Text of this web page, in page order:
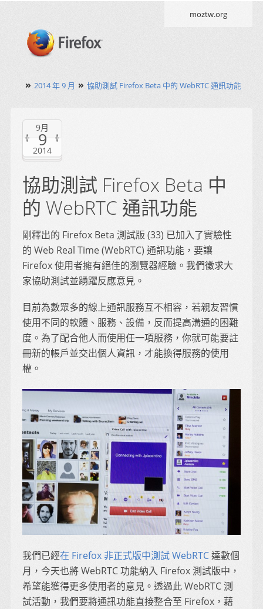
moztw.org
» 2014 年 9 月 » 協助測試 Firefox Beta 中的 WebRTC 通訊功能
9月
9
2014
協助測試 Firefox Beta 中
的 WebRTC 通訊功能
剛釋出的 Firefox Beta 測試版 (33) 已加入了實驗性
的 Web Real Time (WebRTC) 通訊功能，要讓
Firefox 使用者擁有絕佳的瀏覽器經驗。我們徵求大
家協助測試並踴躍反應意見。
目前為數眾多的線上通訊服務互不相容，若親友習慣
使用不同的軟體、服務、設備，反而提高溝通的困難
度。為了配合他人而使用任一項服務，你就可能要註
冊新的帳戶並交出個人資訊，才能換得服務的使用
權。
我們已經在 Firefox 非正式版中測試 WebRTC達數個
月，今天也將 WebRTC 功能納入 Firefox 測試版中，
希望能獲得更多使用者的意見。透過此 WebRTC 測
試活動，我們要將通訊功能直接整合至 Firefox，藉